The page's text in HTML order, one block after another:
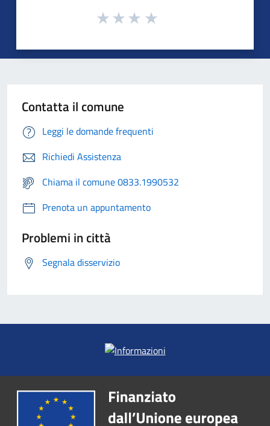
Contatta il comune
Leggi le domande frequenti
Richiedi Assistenza
Chiama il comune 0833.1990532
Prenota un appuntamento
Problemi in città
Segnala disservizio